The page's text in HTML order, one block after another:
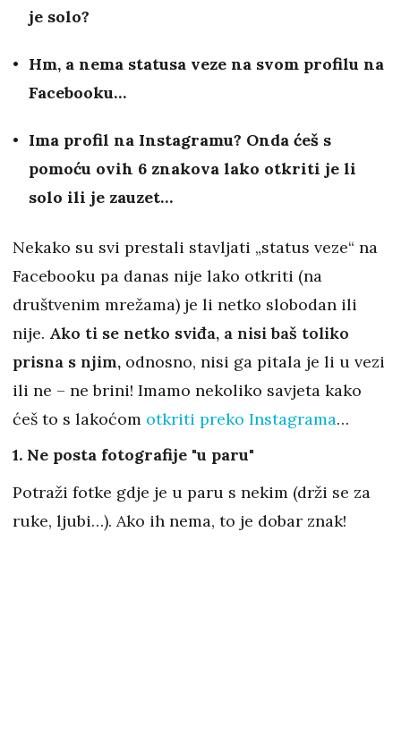
je solo?
Hm, a nema statusa veze na svom profilu na
Facebooku…
Ima profil na Instagramu? Onda ćeš s
pomoću ovih 6 znakova lako otkriti je li
solo ili je zauzet…
Nekako su svi prestali stavljati „status veze“ na
Facebooku pa danas nije lako otkriti (na
društvenim mrežama) je li netko slobodan ili
nije. Ako ti se netko sviđa, a nisi baš toliko
prisna s njim, odnosno, nisi ga pitala je li u vezi
ili ne – ne brini! Imamo nekoliko savjeta kako
ćeš to s lakoćom otkriti preko Instagrama…
1. Ne posta fotografije "u paru"
Potraži fotke gdje je u paru s nekim (drži se za
ruke, ljubi…). Ako ih nema, to je dobar znak!